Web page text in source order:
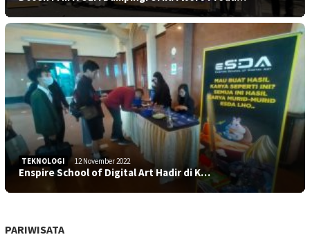
TEKNOLOGI 12 November 2022
Enspire School of Digital Art Hadir di K…
PARIWISATA